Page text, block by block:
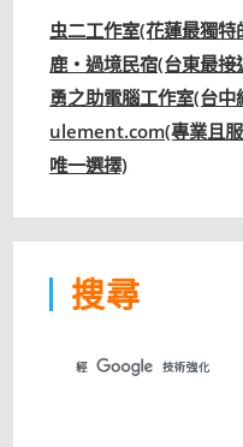
虫二工作室(花蓮最獨特
鹿‧過境民宿(台東最接
勇之助電腦工作室(台
ulement.com(專業且
唯一選擇)
搜尋